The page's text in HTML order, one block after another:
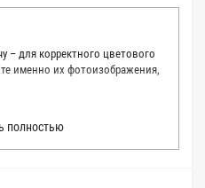
– для корректного цветового
именно их фотоизображения,
точно описать цвет каждой
и фотографируем
полностью